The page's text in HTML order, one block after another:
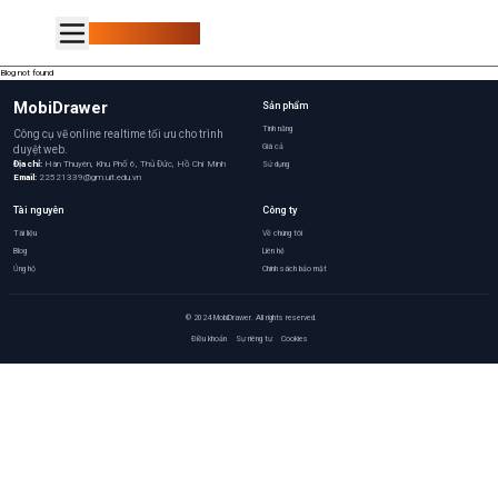
Blog not found
MobiDrawer
Công cụ vẽ online realtime tối ưu cho trình
duyệt web.
Địa chỉ: Hàn Thuyên, Khu Phố 6, Thủ Đức, Hồ Chí Minh
Email: 22521339@gm.uit.edu.vn
Sản phẩm
Tính năng
Giá cả
Sử dụng
Tài nguyên
Tài liệu
Blog
Ủng hộ
Công ty
Về chúng tôi
Liên hệ
Chính sách bảo mật
© 2024 MobiDrawer. All rights reserved.
Điều khoản Sự riêng tư Cookies